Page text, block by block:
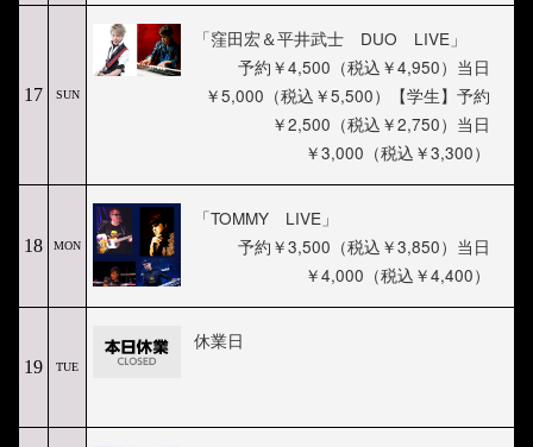
17 SUN
「窪田宏＆平井武士 DUO LIVE」
予約￥4,500（税込￥4,950）当日
￥5,000（税込￥5,500）【学生】予約
￥2,500（税込￥2,750）当日
￥3,000（税込￥3,300）
18 MON
「TOMMY LIVE」
予約￥3,500（税込￥3,850）当日
￥4,000（税込￥4,400）
19 TUE
休業日